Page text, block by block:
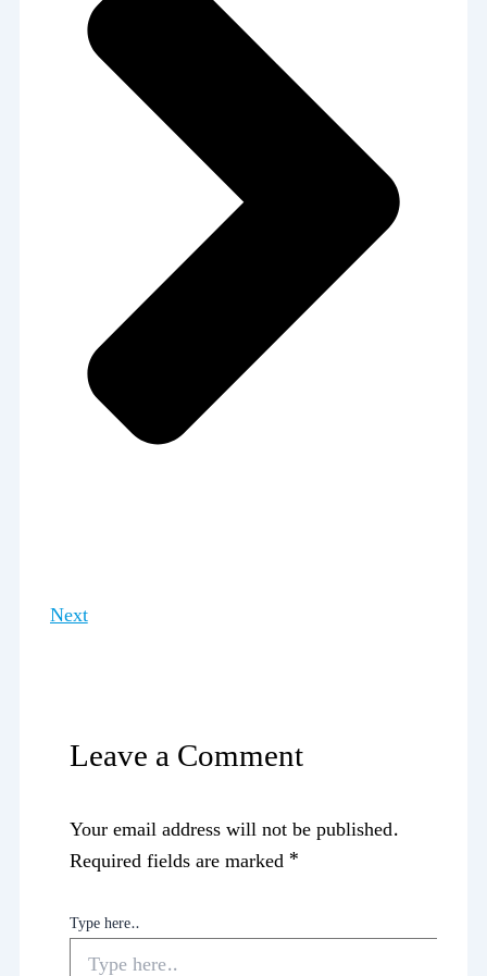
Next
Leave a Comment
Your email address will not be published.
Required fields are marked *
Type here..